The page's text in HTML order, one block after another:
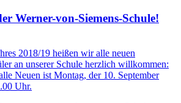
Werner-von-Siemens-Schule!
2018/19 heißen wir alle neuen
an unserer Schule herzlich willkommen:
Neuen ist Montag, der 10. September
Uhr.